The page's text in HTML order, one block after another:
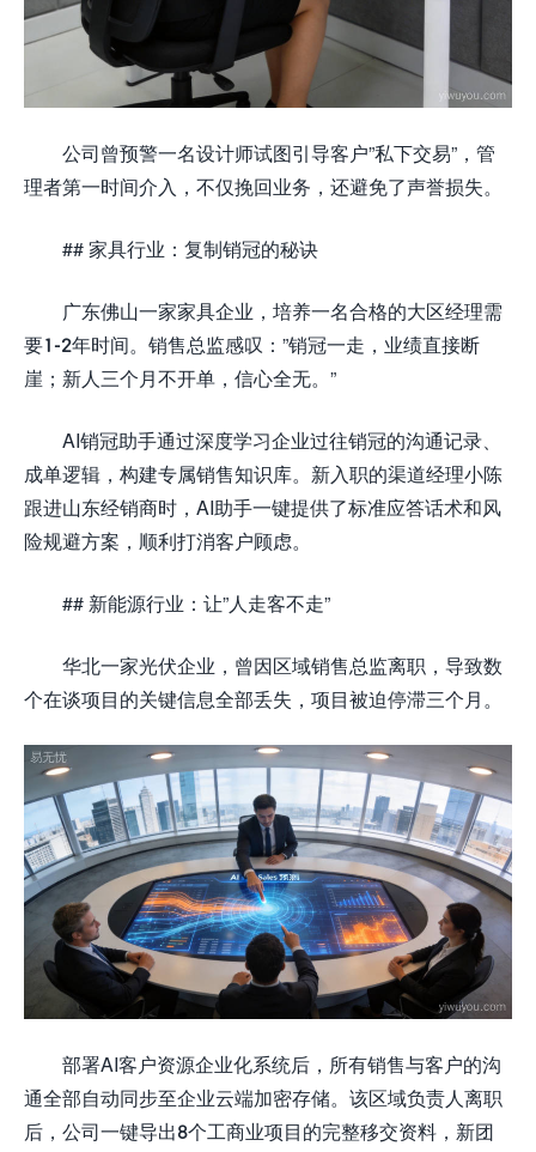
公司曾预警一名设计师试图引导客户”私下交易”，管
理者第一时间介入，不仅挽回业务，还避免了声誉损失。
## 家具行业：复制销冠的秘诀
广东佛山一家家具企业，培养一名合格的大区经理需
要1-2年时间。销售总监感叹：”销冠一走，业绩直接断
崖；新人三个月不开单，信心全无。”
AI销冠助手通过深度学习企业过往销冠的沟通记录、
成单逻辑，构建专属销售知识库。新入职的渠道经理小陈
跟进山东经销商时，AI助手一键提供了标准应答话术和风
险规避方案，顺利打消客户顾虑。
## 新能源行业：让”人走客不走”
华北一家光伏企业，曾因区域销售总监离职，导致数
个在谈项目的关键信息全部丢失，项目被迫停滞三个月。
部署AI客户资源企业化系统后，所有销售与客户的沟
通全部自动同步至企业云端加密存储。该区域负责人离职
后，公司一键导出8个工商业项目的完整移交资料，新团